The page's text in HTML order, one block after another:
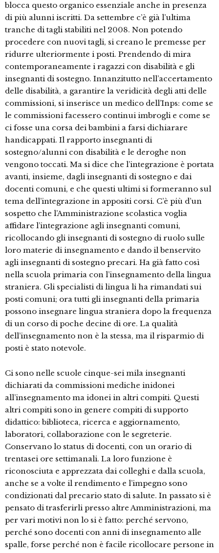
blocca questo organico essenziale anche in presenza
di più alunni iscritti. Da settembre c’è già l’ultima
tranche di tagli stabiliti nel 2008. Non potendo
procedere con nuovi tagli, si creano le premesse per
ridurre ulteriormente i posti. Prendendo di mira
contemporaneamente i ragazzi con disabilità e gli
insegnanti di sostegno. Innanzitutto nell’accertamento
delle disabilità, a garantire la veridicità degli atti delle
commissioni, si inserisce un medico dell’Inps: come se
le commissioni facessero continui imbrogli e come se
ci fosse una corsa dei bambini a farsi dichiarare
handicappati. Il rapporto insegnanti di
sostegno/alunni con disabilità e le deroghe non
vengono toccati. Ma si dice che l’integrazione è portata
avanti, insieme, dagli insegnanti di sostegno e dai
docenti comuni, e che questi ultimi si formeranno sul
tema dell’integrazione in appositi corsi. C’è più d’un
sospetto che l’Amministrazione scolastica voglia
affidare l’integrazione agli insegnanti comuni,
ricollocando gli insegnanti di sostegno di ruolo sulle
loro materie di insegnamento e dando il benservito
agli insegnanti di sostegno precari. Ha già fatto così
nella scuola primaria con l’insegnamento della lingua
straniera. Gli specialisti di lingua li ha rimandati sui
posti comuni; ora tutti gli insegnanti della primaria
possono insegnare lingua straniera dopo la frequenza
di un corso di poche decine di ore. La qualità
dell’insegnamento non è la stessa, ma il risparmio di
posti è stato notevole.
Ci sono nelle scuole cinque-sei mila insegnanti
dichiarati da commissioni mediche inidonei
all’insegnamento ma idonei in altri compiti. Questi
altri compiti sono in genere compiti di supporto
didattico: biblioteca, ricerca e aggiornamento,
laboratori, collaborazione con le segreterie.
Conservano lo status di docenti, con un orario di
trentasei ore settimanali. La loro funzione è
riconosciuta e apprezzata dai colleghi e dalla scuola,
anche se a volte il rendimento e l’impegno sono
condizionati dal precario stato di salute. In passato si è
pensato di trasferirli presso altre Amministrazioni, ma
per vari motivi non lo si è fatto: perché servono,
perché sono docenti con anni di insegnamento alle
spalle, forse perché non è facile ricollocare persone in